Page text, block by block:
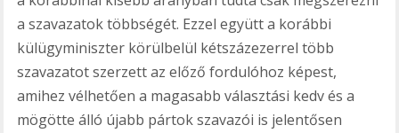
a szavazatok többségét. Ezzel együtt a korábbi
külügyminiszter körülbelül kétszázezerrel több
szavazatot szerzett az előző fordulóhoz képest,
amihez vélhetően a magasabb választási kedv és a
mögötte álló újabb pártok szavazói is jelentősen